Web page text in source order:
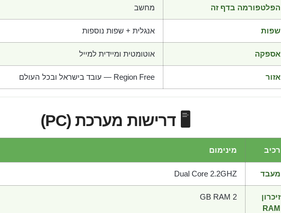
הפלטפורמה בדף זה מחשב
שפות אנגלית + שפות נוספות
אספקה אוטומטית ומיידית למייל
אזור Region Free — עובד בישראל ובכל העולם
🖥️ דרישות מערכת (PC)
רכיב מינימום
מעבד Dual Core 2.2GHZ
זיכרון
RAM
2 GB RAM